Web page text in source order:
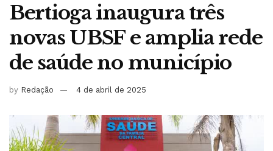
Bertioga inaugura três
novas UBSF e amplia rede
de saúde no município
by Redação 4 de abril de 2025